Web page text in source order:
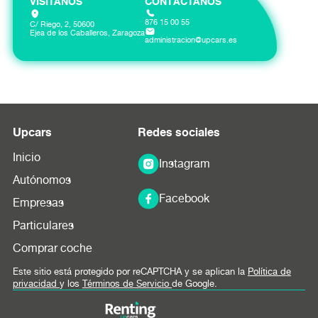
C/ Riego, 2, 50600
Ejea de los Caballeros, Zaragoza
876 15 00 55
administracion@upcars.es
Upcars
Inicio
Autónomos
Empresas
Particulares
Comprar coche
Redes sociales
Instagram
Facebook
Este sitio está protegido por reCAPTCHA y se aplican la Política de
privacidad y los Términos de Servicio de Google.